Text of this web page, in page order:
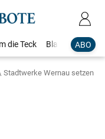
ABO
die Teck Blaulicht
Stadtwerke Wernau setzen